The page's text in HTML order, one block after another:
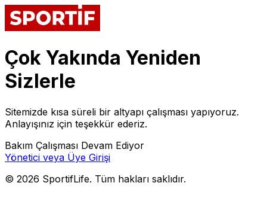
Çok Yakında Yeniden
Sizlerle
Sitemizde kısa süreli bir altyapı çalışması yapıyoruz.
Anlayışınız için teşekkür ederiz.
Bakım Çalışması Devam Ediyor
Yönetici veya Üye Girişi
© 2026 SportifLife. Tüm hakları saklıdır.